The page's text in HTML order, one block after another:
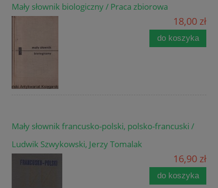
Mały słownik biologiczny / Praca zbiorowa
18,00 zł
do koszyka
Mały słownik francusko-polski, polsko-francuski /
Ludwik Szwykowski, Jerzy Tomalak
16,90 zł
do koszyka